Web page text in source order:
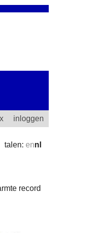
inloggen
talen: ennl
record